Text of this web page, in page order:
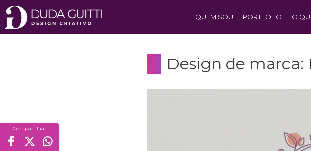
Compartilhar
QUEM SOU PORTFOLIO O
Design de marca: